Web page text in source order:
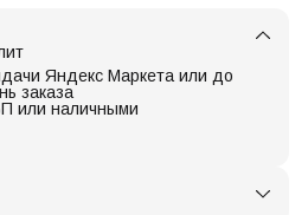
Яндекс Маркета или до
заказа
или наличными